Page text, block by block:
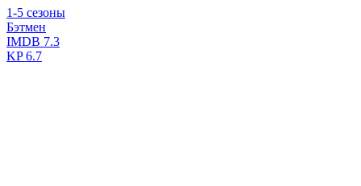
1-5 сезоны
Бэтмен
IMDB 7.3
KP6.7